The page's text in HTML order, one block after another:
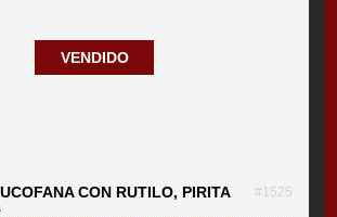
VENDIDO
CON RUTILO, PIRITA
#1525